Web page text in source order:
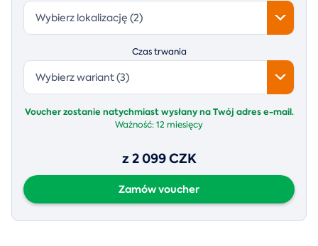
Wybierz lokalizację (2)
Czas trwania
Wybierz wariant (3)
Voucher zostanie natychmiast wysłany na Twój adres e-mail.
Ważność:12 miesięcy
z 2 099 CZK
Zamów voucher